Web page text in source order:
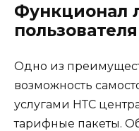
Функционал
Одно из
возможность
услугами НТС
тарифные пакеты.